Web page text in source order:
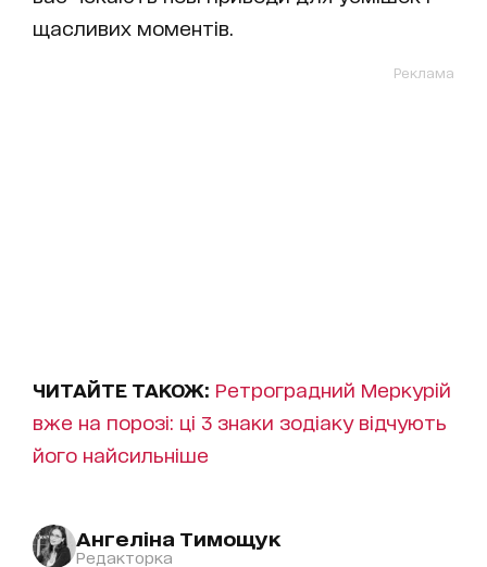
щасливих моментів.
Реклама
ЧИТАЙТЕ ТАКОЖ: Ретроградний Меркурій
вже на порозі: ці 3 знаки зодіаку відчують
його найсильніше
Ангеліна Тимощук
Редакторка